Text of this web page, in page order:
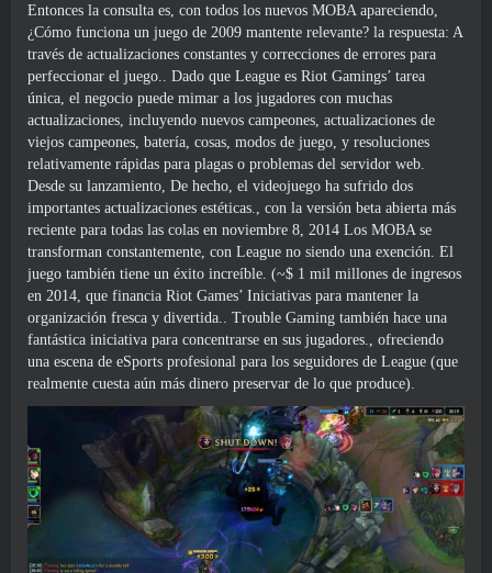
Entonces la consulta es, con todos los nuevos MOBA apareciendo,
¿Cómo funciona un juego de 2009 mantente relevante? la respuesta: A
través de actualizaciones constantes y correcciones de errores para
perfeccionar el juego.. Dado que League es Riot Gamings’ tarea
única, el negocio puede mimar a los jugadores con muchas
actualizaciones, incluyendo nuevos campeones, actualizaciones de
viejos campeones, batería, cosas, modos de juego, y resoluciones
relativamente rápidas para plagas o problemas del servidor web.
Desde su lanzamiento, De hecho, el videojuego ha sufrido dos
importantes actualizaciones estéticas., con la versión beta abierta más
reciente para todas las colas en noviembre 8, 2014 Los MOBA se
transforman constantemente, con League no siendo una exención. El
juego también tiene un éxito increíble. (~$ 1 mil millones de ingresos
en 2014, que financia Riot Games’ Iniciativas para mantener la
organización fresca y divertida.. Trouble Gaming también hace una
fantástica iniciativa para concentrarse en sus jugadores., ofreciendo
una escena de eSports profesional para los seguidores de League (que
realmente cuesta aún más dinero preservar de lo que produce).